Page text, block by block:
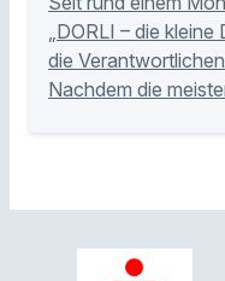
„DORLI – die
die
Nachdem die